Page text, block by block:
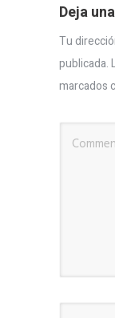
Deja
Tu
publicada.
marcados